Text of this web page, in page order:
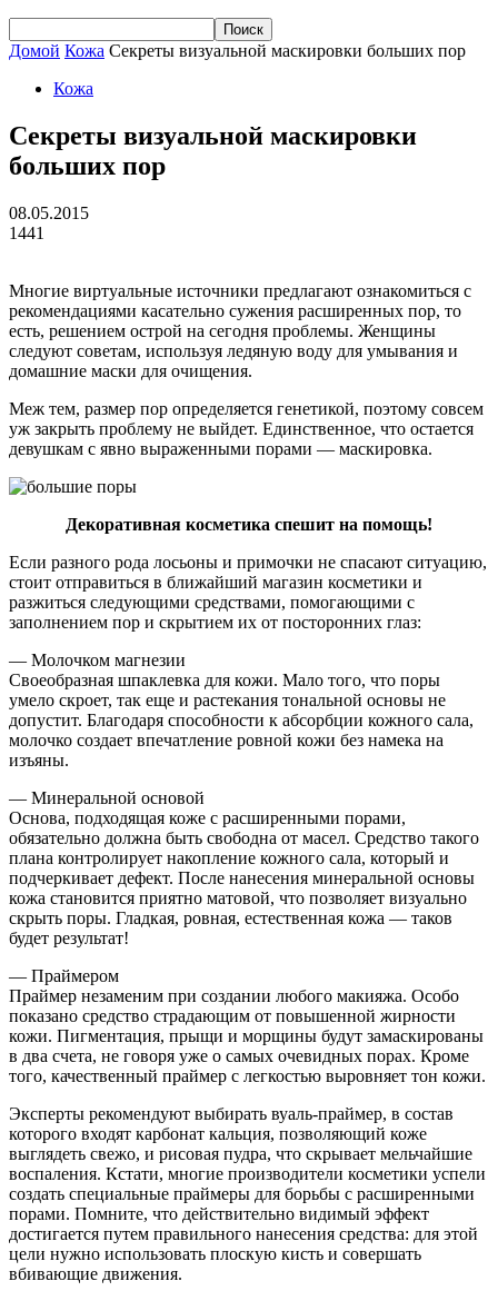
Домой Кожа Секреты визуальной маскировки больших пор
Кожа
Секреты визуальной маскировки
больших пор
08.05.2015
1441
Многие виртуальные источники предлагают ознакомиться с
рекомендациями касательно сужения расширенных пор, то
есть, решением острой на сегодня проблемы. Женщины
следуют советам, используя ледяную воду для умывания и
домашние маски для очищения.
Меж тем, размер пор определяется генетикой, поэтому совсем
уж закрыть проблему не выйдет. Единственное, что остается
девушкам с явно выраженными порами — маскировка.
Декоративная косметика спешит на помощь!
Если разного рода лосьоны и примочки не спасают ситуацию,
стоит отправиться в ближайший магазин косметики и
разжиться следующими средствами, помогающими с
заполнением пор и скрытием их от посторонних глаз:
— Молочком магнезии
Своеобразная шпаклевка для кожи. Мало того, что поры
умело скроет, так еще и растекания тональной основы не
допустит. Благодаря способности к абсорбции кожного сала,
молочко создает впечатление ровной кожи без намека на
изъяны.
— Минеральной основой
Основа, подходящая коже с расширенными порами,
обязательно должна быть свободна от масел. Средство такого
плана контролирует накопление кожного сала, который и
подчеркивает дефект. После нанесения минеральной основы
кожа становится приятно матовой, что позволяет визуально
скрыть поры. Гладкая, ровная, естественная кожа — таков
будет результат!
— Праймером
Праймер незаменим при создании любого макияжа. Особо
показано средство страдающим от повышенной жирности
кожи. Пигментация, прыщи и морщины будут замаскированы
в два счета, не говоря уже о самых очевидных порах. Кроме
того, качественный праймер с легкостью выровняет тон кожи.
Эксперты рекомендуют выбирать вуаль-праймер, в состав
которого входят карбонат кальция, позволяющий коже
выглядеть свежо, и рисовая пудра, что скрывает мельчайшие
воспаления. Кстати, многие производители косметики успели
создать специальные праймеры для борьбы с расширенными
порами. Помните, что действительно видимый эффект
достигается путем правильного нанесения средства: для этой
цели нужно использовать плоскую кисть и совершать
вбивающие движения.